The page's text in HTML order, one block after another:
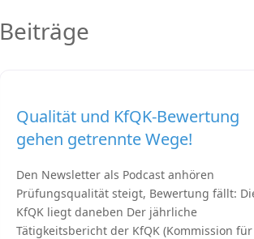
Beiträge
Qualität und KfQK-Bewertung
gehen getrennte Wege!
Den Newsletter als Podcast anhören
Prüfungsqualität steigt, Bewertung fällt:
KfQK liegt daneben Der jährliche
Tätigkeitsbericht der KfQK (Kommission für